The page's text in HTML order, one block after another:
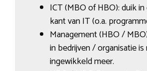
ICT (MBO of HBO): duik
kant van IT (o.a.
Management (HBO /
in bedrijven / organisatie
ingewikkeld meer.